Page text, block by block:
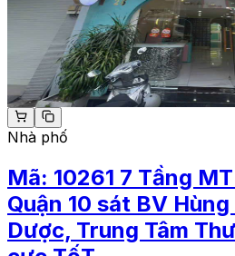
Nhà phố
Mã: 10261 7 Tầng
Quận 10 sát BV
Dược, Trung Tâm